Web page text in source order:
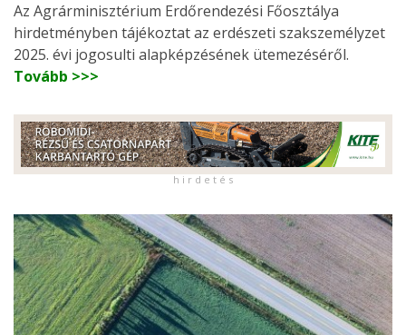
Az Agrárminisztérium Erdőrendezési Főosztálya
hirdetményben tájékoztat az erdészeti szakszemélyzet
2025. évi jogosulti alapképzésének ütemezéséről.
Tovább >>>
h i r d e t é s